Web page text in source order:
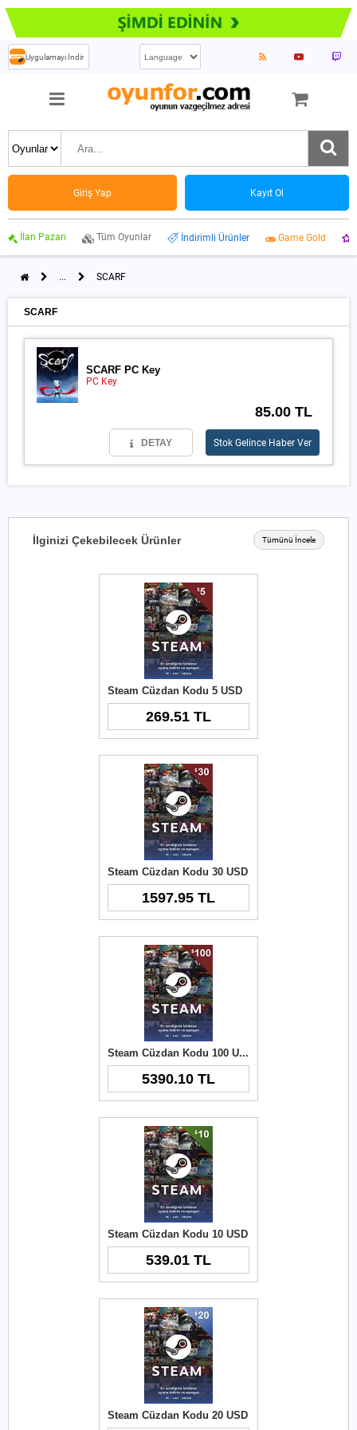
Uygulamayı İndir
Giriş Yap Kayıt Ol
İlan Pazarı Tüm Oyunlar İndirimli Ürünler Game Gold
... SCARF
SCARF
SCARF PC Key
PC Key
85.00 TL
DETAY Stok Gelince Haber Ver
İlginizi Çekebilecek Ürünler Tümünü İncele
Steam Cüzdan Kodu 5 USD
269.51 TL
Steam Cüzdan Kodu 30 USD
1597.95 TL
Steam Cüzdan Kodu 100 USD
5390.10 TL
Steam Cüzdan Kodu 10 USD
539.01 TL
Steam Cüzdan Kodu 20 USD